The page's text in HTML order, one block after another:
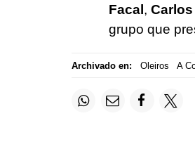
Facal ,
grupo que
Archivado en: Oleiros A